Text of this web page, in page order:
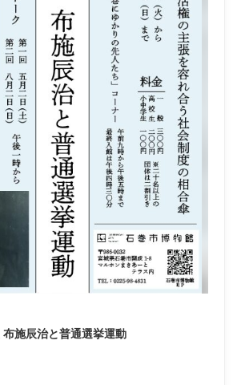
施辰治と普通選挙運動